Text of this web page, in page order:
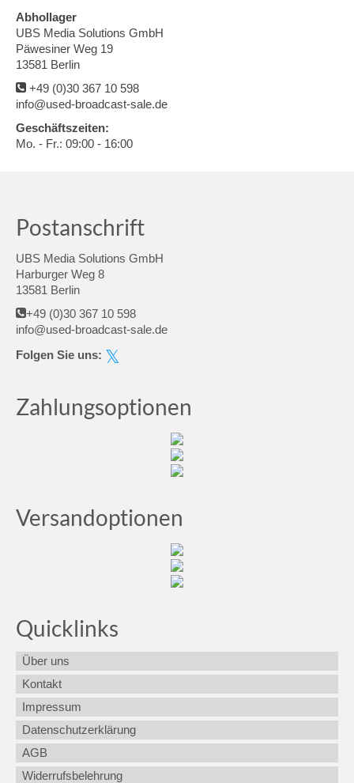
Abhollager
UBS Media Solutions GmbH
Päwesiner Weg 19
13581 Berlin
+49 (0)30 367 10 598
info@used-broadcast-sale.de
Geschäftszeiten:
Mo. - Fr.: 09:00 - 16:00
Postanschrift
UBS Media Solutions GmbH
Harburger Weg 8
13581 Berlin
+49 (0)30 367 10 598
info@used-broadcast-sale.de
Folgen Sie uns:
Zahlungsoptionen
Versandoptionen
Quicklinks
Über uns
Kontakt
Impressum
Datenschutzerklärung
AGB
Widerrufsbelehrung